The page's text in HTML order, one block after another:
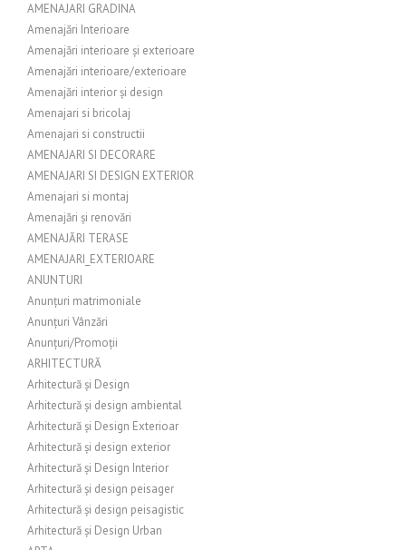
AMENAJARI GRADINA
Amenajări Interioare
Amenajări interioare și exterioare
Amenajări interioare/exterioare
Amenajări interior și design
Amenajari si bricolaj
Amenajari si constructii
AMENAJARI SI DECORARE
AMENAJARI SI DESIGN EXTERIOR
Amenajari si montaj
Amenajări și renovări
AMENAJĂRI TERASE
AMENAJARI_EXTERIOARE
ANUNTURI
Anunțuri matrimoniale
Anunțuri Vânzări
Anunțuri/Promoții
ARHITECTURĂ
Arhitectură și Design
Arhitectură și design ambiental
Arhitectură și Design Exterioar
Arhitectură și design exterior
Arhitectură și Design Interior
Arhitectură și design peisager
Arhitectură și design peisagistic
Arhitectură și Design Urban